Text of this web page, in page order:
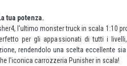
tua potenza.
l'ultimo monster truck in scala 1:10
per gli appassionati di tutti i
rendendolo una scelta eccellente
l'iconica carrozzeria Punisher in scala!